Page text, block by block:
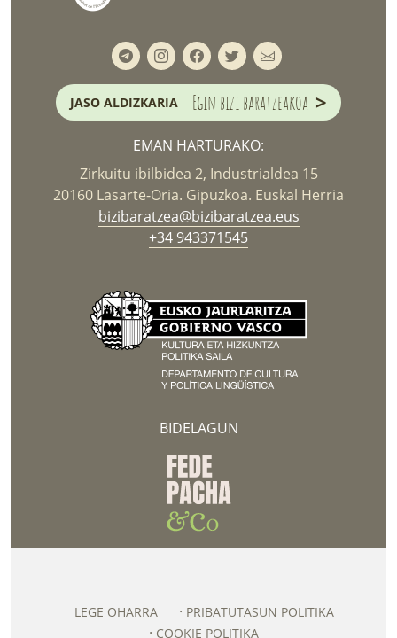
JASO ALDIZKARIA Egin bizi baratzeakoa >
EMAN HARTURAKO:
Zirkuitu ibilbidea 2, Industrialdea 15
20160 Lasarte-Oria. Gipuzkoa. Euskal Herria
bizibaratzea@bizibaratzea.eus
+34 943371545
BIDELAGUN
LEGE OHARRA
PRIBATUTASUN POLITIKA
COOKIE POLITIKA